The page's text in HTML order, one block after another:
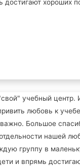
достигают хороших
учебный центр.
любовь к
Большое
нашей
группу в
и впрямь